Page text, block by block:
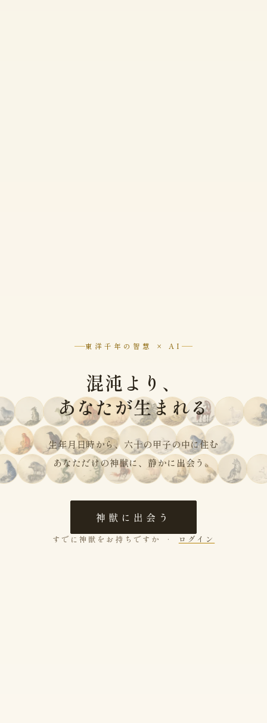
東洋千年の智慧 × AI
混沌より、
あなたが生まれる
生年月日時から、六十の甲子の中に住む
あなただけの神獣に、静かに出会う。
神獣に出会う
すでに神獣をお持ちですか · ログイン